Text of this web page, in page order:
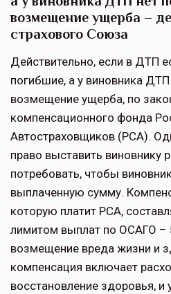
возмещение ущерба –
страхового Союза
Действительно, если в ДТП
погибшие, а у виновника
возмещение ущерба, по
компенсационного фонда
Автостраховщиков (РСА).
право выставить виновнику
потребовать, чтобы
выплаченную сумму.
которую платит РСА,
лимитом выплат по ОСАГО –
возмещение вреда жизни и
компенсация включает
восстановление здоровья, и